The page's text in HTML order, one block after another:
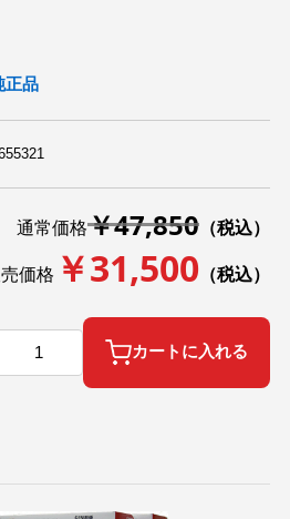
正品
通常価格￥47,850 （税込）
価格 ￥31,500 （税込）
カートに入れる